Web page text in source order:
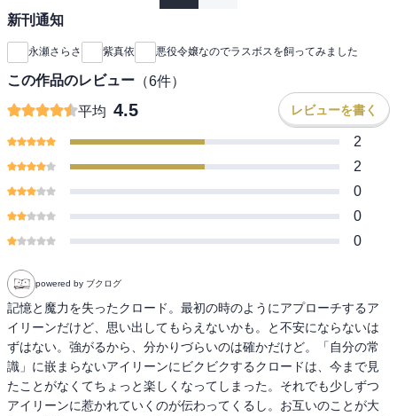
新刊通知
永瀬さらさ 紫真依 悪役令嬢なのでラスボスを飼ってみました
この作品のレビュー （6件）
平均 4.5 レビューを書く
2
2
0
0
0
powered by ブクログ
記憶と魔力を失ったクロード。最初の時のようにアプローチするア
イリーンだけど、思い出してもらえないかも。と不安にならないは
ずはない。強がるから、分かりづらいのは確かだけど。「自分の常
識」に嵌まらないアイリーンにビクビクするクロードは、今まで見
たことがなくてちょっと楽しくなってしまった。それでも少しずつ
アイリーンに惹かれていくのが伝わってくるし。お互いのことが大